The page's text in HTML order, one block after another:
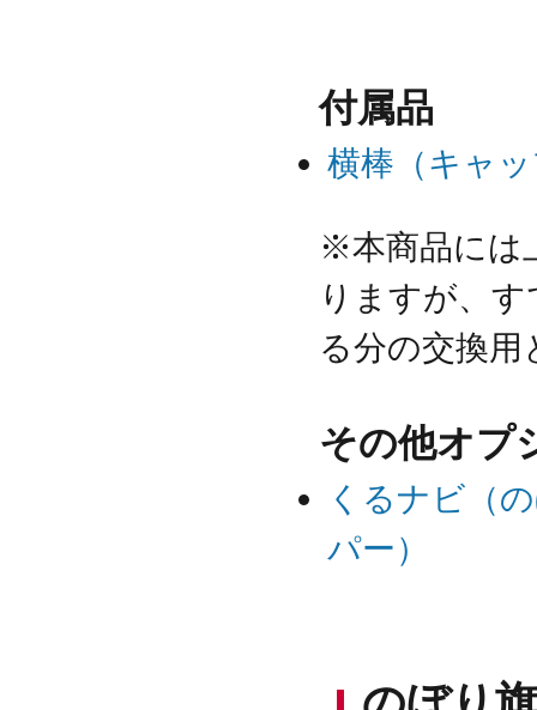
付属品
横棒（キャ
※本商品には
りますが、
る分の交換
その他オプ
くるナビ（
パー）